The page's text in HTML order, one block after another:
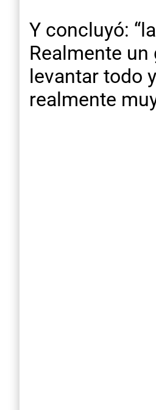
Y concluyó:
Realmente
levantar todo
realmente